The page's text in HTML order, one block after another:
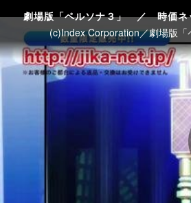
劇場版「ペルソナ３」 ／ 時価
(c)Index Corporation／劇場版「